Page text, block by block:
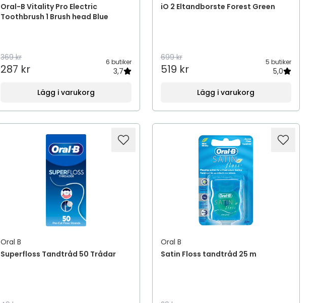
Oral-B Vitality Pro Electric
Toothbrush 1 Brush head Blue
369 kr
287 kr
6 butiker
3,7
Lägg i varukorg
iO 2 Eltandborste Forest Green
699 kr
519 kr
5 butiker
5,0
Lägg i varukorg
Oral B
Superfloss Tandtråd 50 Trådar
Oral B
Satin Floss tandtråd 25 m